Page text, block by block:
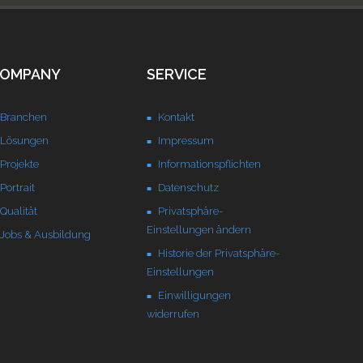
Branchen
Lösungen
Projekte
Portrait
Qualität
Jobs & Ausbildung
SERVICE
Kontakt
Impressum
Informationspflichten
Datenschutz
Privatsphäre-
Einstellungen ändern
Historie der Privatsphäre-
Einstellungen
Einwilligungen
widerrufen